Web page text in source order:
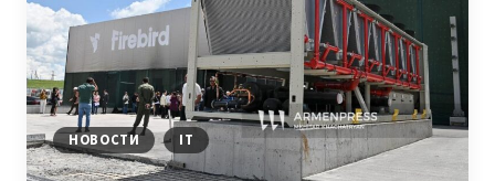
СЕТЬЮ
НОВОСТИ IT